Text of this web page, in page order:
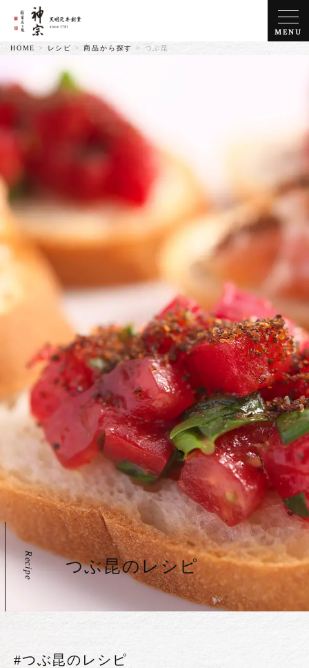
MENU
HOME > レシピ >商品から探す > つぶ昆
Recipe つぶ昆のレシピ
#つぶ昆のレシピ